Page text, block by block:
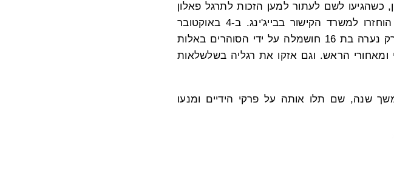
טיאננמן, כשהגיעו לשם לעתור למען הזכות לתרגל פאלון
גונג. הן היו עצורות במרכז המעצר של יאן-צ'ינג, טרם הוחזרו למשרד הקישור בבייג'ינג. ב-4 באוקטובר
הועברו למרכז המעצר של האן-דאן. גב' דו שהייתה אז רק נערה בת 16 חושמלה על ידי הסוהרים באלות
ומאחורי הראש. וגם אזקו את רגליה בשלשלאות
למשך שנה, שם תלו אותה על פרקי הידיים ומנעו